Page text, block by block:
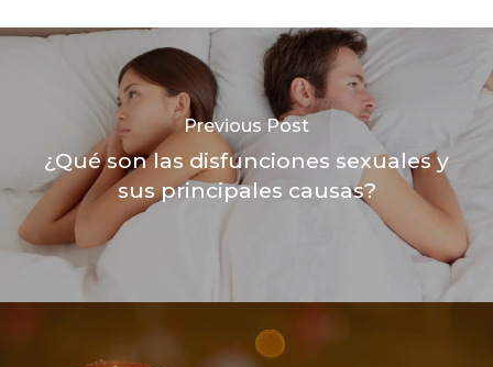
Previous Post
¿Qué son las disfunciones sexuales y
sus principales causas?